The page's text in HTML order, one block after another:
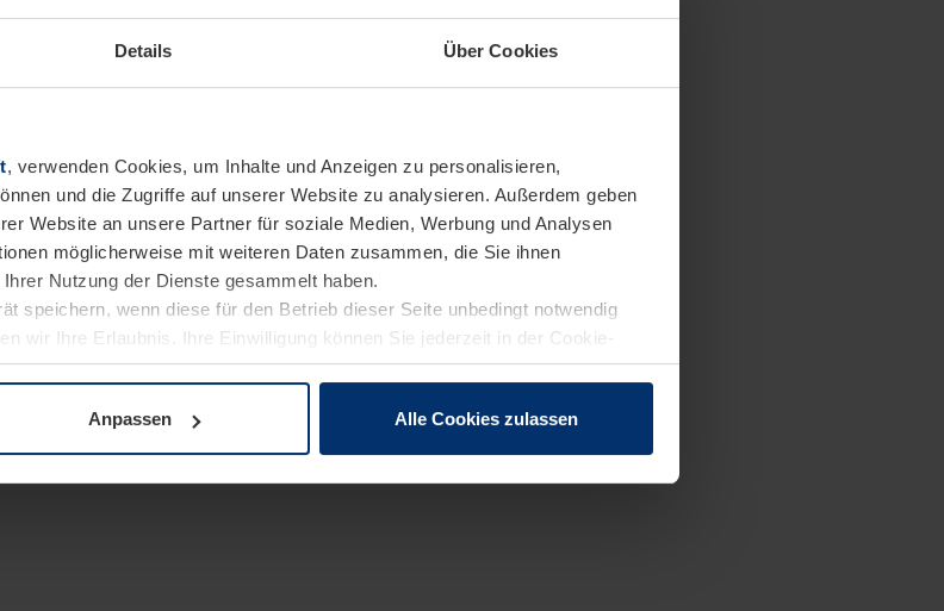
Details Über Cookies
, verwenden Cookies, um Inhalte und Anzeigen zu personalisieren,
und die Zugriffe auf unserer Website zu analysieren. Außerdem geben
Website an unsere Partner für soziale Medien, Werbung und Analysen
möglicherweise mit weiteren Daten zusammen, die Sie ihnen
Nutzung der Dienste gesammelt haben.
speichern, wenn diese für den Betrieb dieser Seite unbedingt notwendig
wir Ihre Erlaubnis. Ihre Einwilligung können Sie jederzeit in der Cookie-
unserer Website ändern oder widerrufen.
Anpassen Alle Cookies zulassen